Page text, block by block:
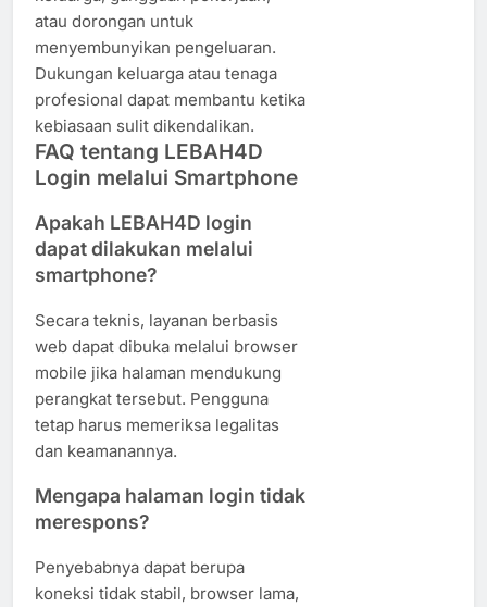
atau dorongan untuk
menyembunyikan pengeluaran.
Dukungan keluarga atau tenaga
profesional dapat membantu ketika
kebiasaan sulit dikendalikan.
FAQ tentang LEBAH4D
Login melalui Smartphone
Apakah LEBAH4D login
dapat dilakukan melalui
smartphone?
Secara teknis, layanan berbasis
web dapat dibuka melalui browser
mobile jika halaman mendukung
perangkat tersebut. Pengguna
tetap harus memeriksa legalitas
dan keamanannya.
Mengapa halaman login tidak
merespons?
Penyebabnya dapat berupa
koneksi tidak stabil, browser lama,